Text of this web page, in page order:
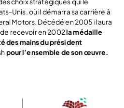
Unis. où il démarra sa carrière à
Motors. Décédé en 2005 il aura
de recevoir en 2002la médaille
des mains du président
pour l’ensemble de son œuvre.